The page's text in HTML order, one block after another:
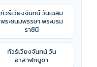
ทัวร์เวียงจันทน์ วันเฉลิม
พระชนมพรรษา พระบรม
ราชินี
ทัวร์เวียงจันทน์ วัน
อาสาฬหบูชา